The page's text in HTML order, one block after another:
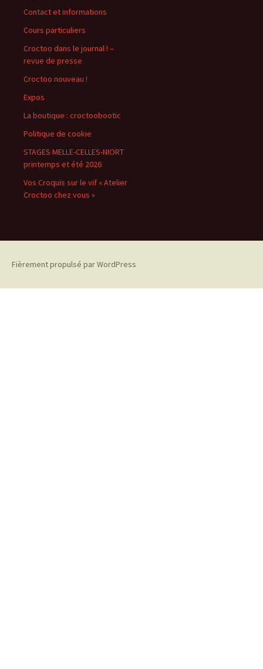
Contact et informations
Cours particuliers
Croctoo dans le journal ! –
revue de presse
Croctoo nouveau !
Expos
La boutique : croctoobootic
Politique de cookie
STAGES MELLE-CELLES-NIORT
printemps et été 2026
Vos Croquis sur le vif « Atelier
Croctoo chez vous »
Fièrement propulsé par WordPress